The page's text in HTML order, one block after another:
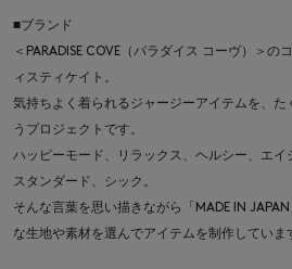
■ブランド
＜PARADISE COVE（パラダイス コーヴ）＞の
ィスティケイト。
気持ちよく着られるジャージーアイテムを、
うプロジェクトです。
ハッピーモード、リラックス、ヘルシー、エイ
スタンダード、シック。
そんな言葉を思い描きながら「MADE IN
な生地や素材を選んでアイテムを制作していま